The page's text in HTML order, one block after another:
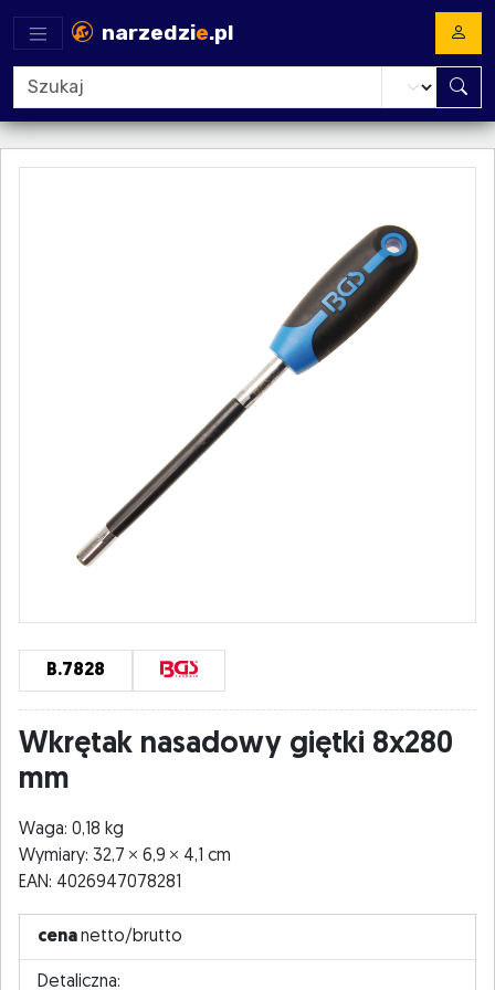
narzedzie.pl
B.7828
Wkrętak nasadowy giętki 8x280
mm
Waga: 0,18 kg
Wymiary: 32,7
6,9
4,1 cm
EAN: 4026947078281
cenanetto/brutto
Detaliczna: